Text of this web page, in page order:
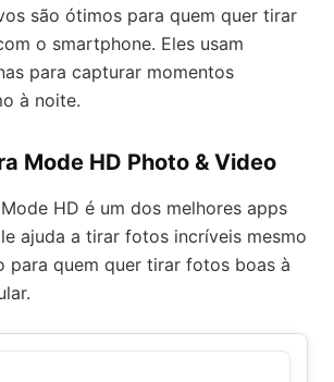
são ótimos para quem quer tirar
o smartphone. Eles usam
para capturar momentos
à noite.
Mode HD Photo & Video
HD é um dos melhores apps
ajuda a tirar fotos incríveis mesmo
para quem quer tirar fotos boas à